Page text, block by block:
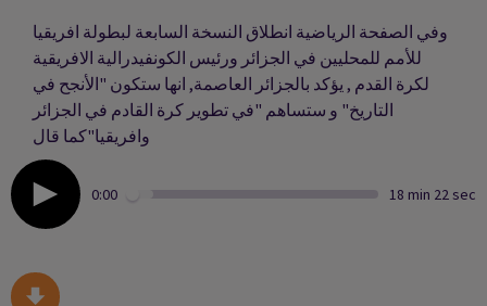
وفي الصفحة الرياضية انطلاق النسخة السابعة لبطولة افريقيا
للأمم للمحليين في الجزائر ورئيس الكونفيدرالية الافريقية
لكرة القدم , يؤكد بالجزائر العاصمة, انها ستكون "الأنجح في
التاريخ" و ستساهم "في تطوير كرة القادم في الجزائر
وافريقيا"كما قال
0:00 18 min 22 sec